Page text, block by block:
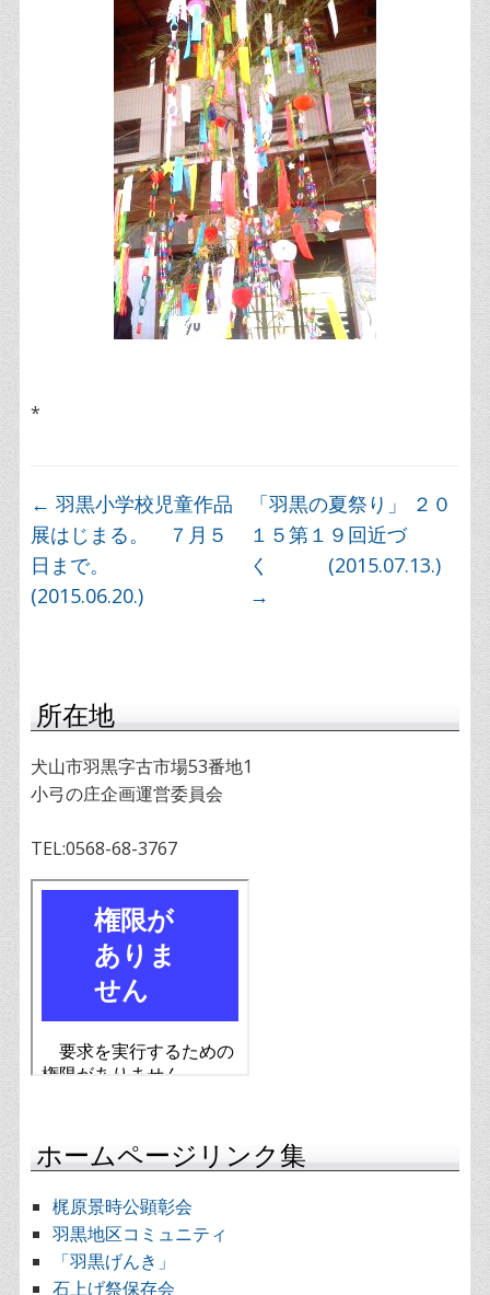
所在地
犬山市羽黒字古市場53番地1
小弓の庄企画運営委員会
TEL:0568-68-3767
ホームページリンク集
梶原景時公顕彰会
羽黒地区コミュニティ
「羽黒げんき」
石上げ祭保存会
*
← 羽黒小学校児童作品
展はじまる。 ７月５
日まで。
(2015.06.20.)
「羽黒の夏祭り」 ２０
１５第１９回近づ
く (2015.07.13.)
→